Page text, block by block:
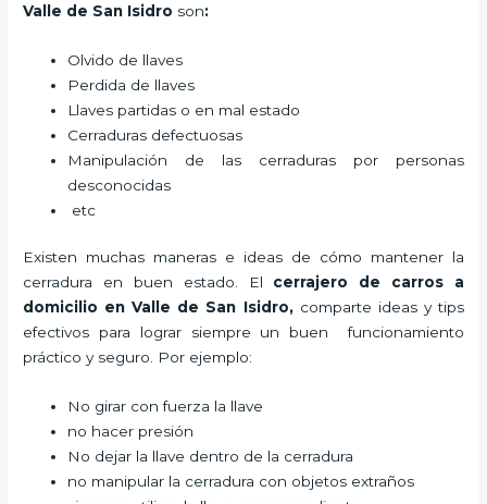
Valle de San Isidro son:
Olvido de llaves
Perdida de llaves
Llaves partidas o en mal estado
Cerraduras defectuosas
Manipulación de las cerraduras por personas
desconocidas
etc
Existen muchas maneras e ideas de cómo mantener la
cerradura en buen estado. El cerrajero de carros a
domicilio en Valle de San Isidro, comparte ideas y tips
efectivos para lograr siempre un buen funcionamiento
práctico y seguro. Por ejemplo:
No girar con fuerza la llave
no hacer presión
No dejar la llave dentro de la cerradura
no manipular la cerradura con objetos extraños